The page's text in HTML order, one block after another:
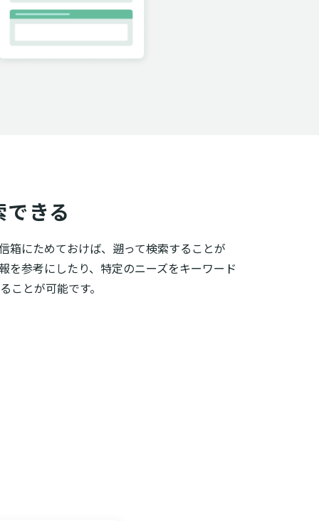
きる
箱にためておけば、遡って検索することが
を参考にしたり、特定のニーズをキーワード
ことが可能です。